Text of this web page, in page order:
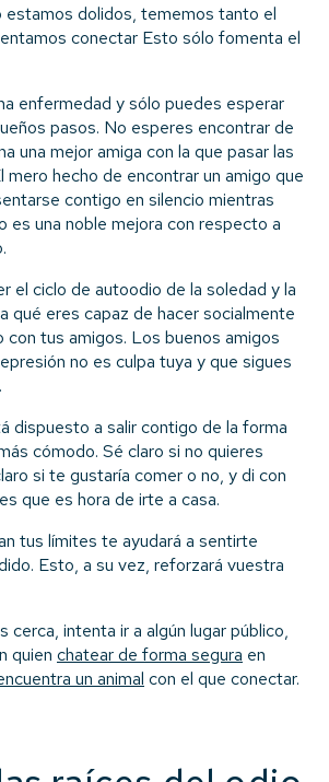
estamos dolidos, tememos tanto el
conectar Esto sólo fomenta el
enfermedad y sólo puedes esperar
pasos. No esperes encontrar de
una mejor amiga con la que pasar las
mero hecho de encontrar un amigo que
contigo en silencio mientras
es una noble mejora con respecto a
el ciclo de autoodio de la soledad y la
qué eres capaz de hacer socialmente
con tus amigos. Los buenos amigos
no es culpa tuya y que sigues
dispuesto a salir contigo de la forma
cómodo. Sé claro si no quieres
si te gustaría comer o no, y di con
que es hora de irte a casa.
tus límites te ayudará a sentirte
Esto, a su vez, reforzará vuestra
cerca, intenta ir a algún lugar público,
quien chatear de forma segura en
un animal con el que conectar.